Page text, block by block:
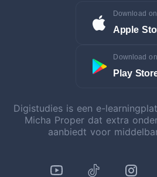
Download
Apple
Download
Play
Digistudies is een e-
Micha Proper dat extra
aanbiedt voor